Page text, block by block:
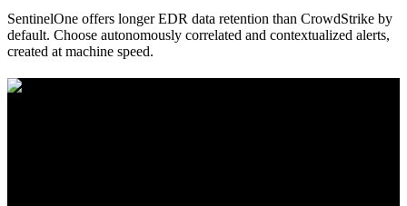
SentinelOne offers longer EDR data retention than CrowdStrike by
default. Choose autonomously correlated and contextualized alerts,
created at machine speed.
100% Detections.